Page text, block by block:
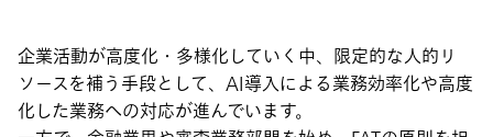
企業活動が高度化・多様化していく中、限定的な人的リ
ソースを補う手段として、AI導入による業務効率化や高度
化した業務への対応が進んでいます。